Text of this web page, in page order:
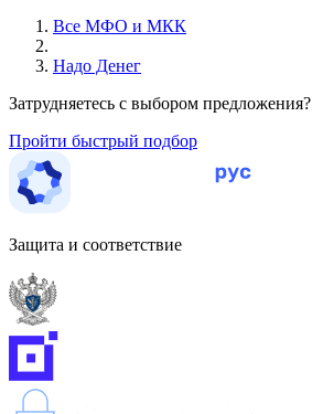
Все МФО и МКК
Надо Денег
Затрудняетесь с выбором предложения?
Пройти быстрый подбор
Защита и соответствие